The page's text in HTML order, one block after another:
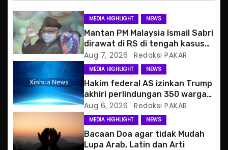
g
a
t
i
o
n
MEDIA HIGHLIGHT NEWS
Mantan PM Malaysia Ismail Sabri
dirawat di RS di tengah kasus
hukum
Aug 7, 2026 Redaksi PAKAR
MEDIA HIGHLIGHT NEWS
Hakim federal AS izinkan Trump
akhiri perlindungan 350 warga
Haiti
Aug 6, 2026 Redaksi PAKAR
MEDIA HIGHLIGHT NEWS
Bacaan Doa agar tidak Mudah
Lupa Arab, Latin dan Arti